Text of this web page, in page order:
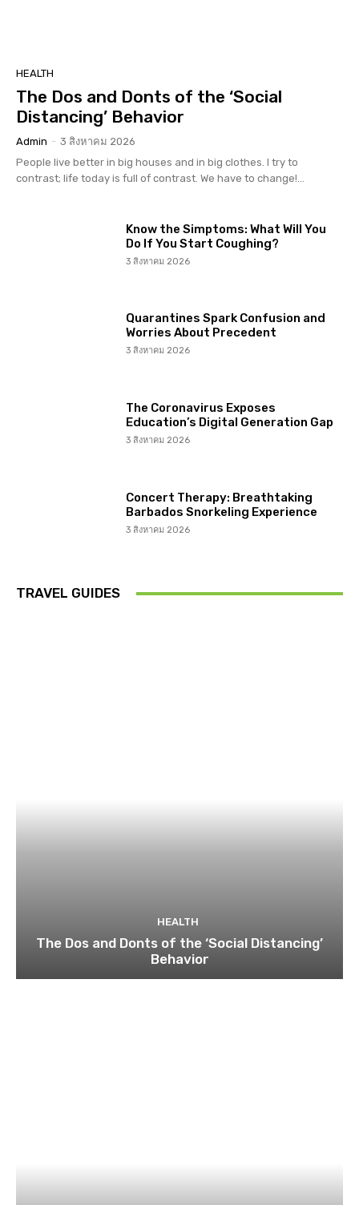
HEALTH
The Dos and Donts of the ‘Social
Distancing’ Behavior
Admin - 3 สิงหาคม 2026
People live better in big houses and in big clothes. I try to
contrast; life today is full of contrast. We have to change!...
Know the Simptoms: What Will You
Do If You Start Coughing?
3 สิงหาคม 2026
Quarantines Spark Confusion and
Worries About Precedent
3 สิงหาคม 2026
The Coronavirus Exposes
Education’s Digital Generation Gap
3 สิงหาคม 2026
Concert Therapy: Breathtaking
Barbados Snorkeling Experience
3 สิงหาคม 2026
TRAVEL GUIDES
HEALTH
The Dos and Donts of the ‘Social Distancing’
Behavior